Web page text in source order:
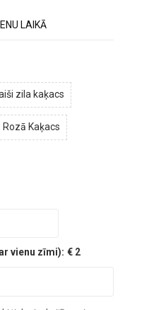
LAIKĀ
zila kaķacs
Rozā Kaķacs
vienu zīmi): € 2